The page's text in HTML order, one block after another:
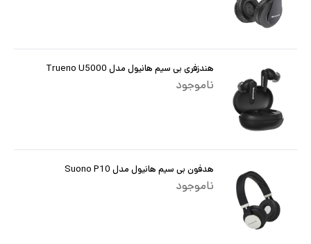
هندزفری بی سیم هانیول مدل Trueno U5000
ناموجود
هدفون بی سیم هانیول مدل Suono P10
ناموجود